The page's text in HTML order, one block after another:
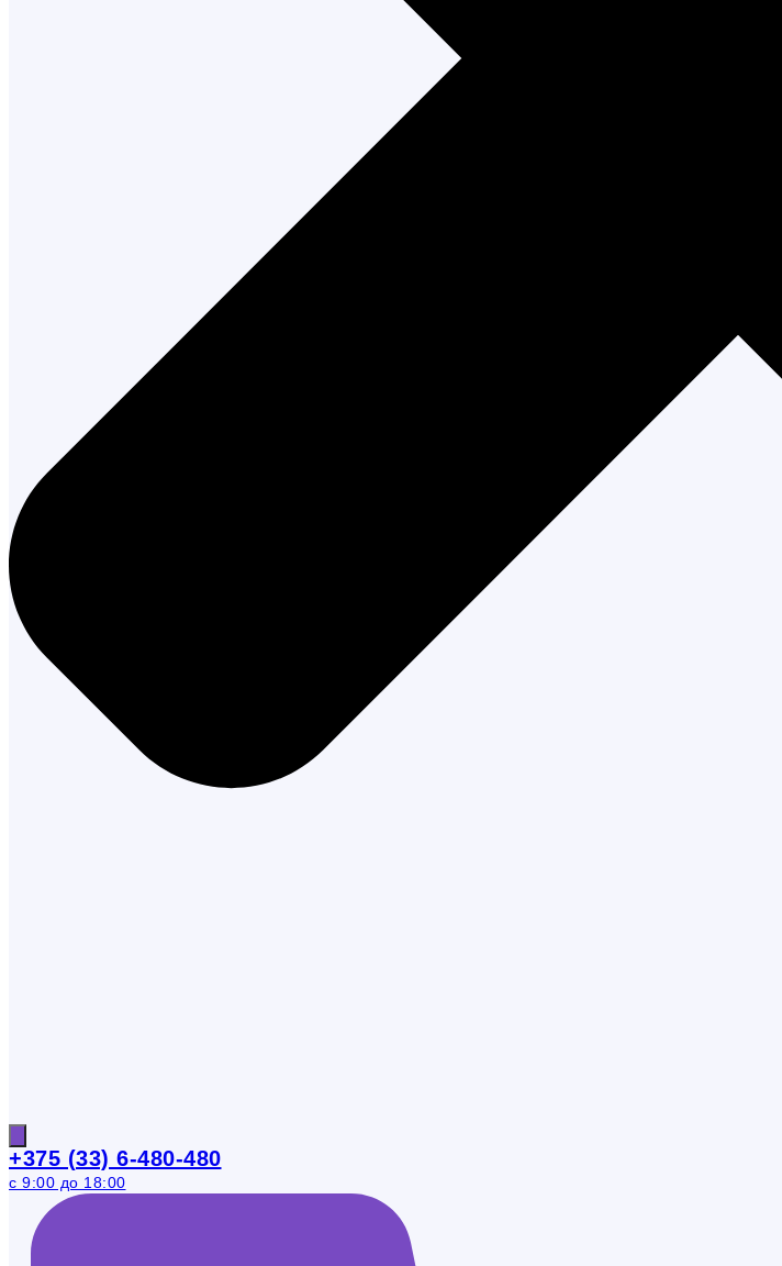
+375 (33) 6-480-480
с 9:00 до 18:00